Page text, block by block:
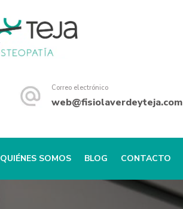
Correo electrónico
web@fisiolaverdeyteja.com
QUIÉNES SOMOS BLOG CONTACTO